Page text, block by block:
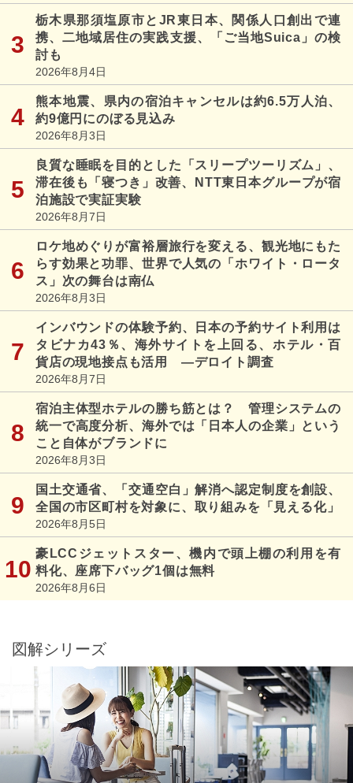
栃木県那須塩原市とJR東日本、関係人口創出で連
携、二地域居住の実践支援、「ご当地Suica」の検
討も
2026年8月4日
熊本地震、県内の宿泊キャンセルは約6.5万人泊、
約9億円にのぼる見込み
2026年8月3日
良質な睡眠を目的とした「スリープツーリズム」、
滞在後も「寝つき」改善、NTT東日本グループが宿
泊施設で実証実験
2026年8月7日
ロケ地めぐりが富裕層旅行を変える、観光地にもた
らす効果と功罪、世界で人気の「ホワイト・ロータ
ス」次の舞台は南仏
2026年8月3日
インバウンドの体験予約、日本の予約サイト利用は
タビナカ43％、海外サイトを上回る、ホテル・百
貨店の現地接点も活用 ―デロイト調査
2026年8月7日
宿泊主体型ホテルの勝ち筋とは？ 管理システムの
統一で高度分析、海外では「日本人の企業」という
こと自体がブランドに
2026年8月3日
国土交通省、「交通空白」解消へ認定制度を創設、
全国の市区町村を対象に、取り組みを「見える化」
2026年8月5日
豪LCCジェットスター、機内で頭上棚の利用を有
料化、座席下バッグ1個は無料
2026年8月6日
図解シリーズ